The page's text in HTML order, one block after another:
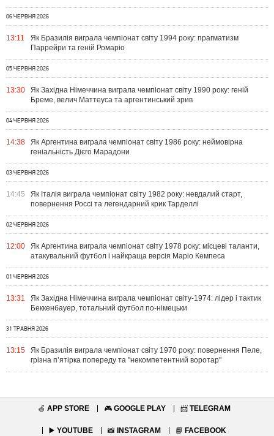
06 ЧЕРВНЯ 2026
13:11
Як Бразилія виграла чемпіонат світу 1994 року: прагматизм
Паррейри та геній Ромаріо
05 ЧЕРВНЯ 2026
13:30
Як Західна Німеччина виграла чемпіонат світу 1990 року: геній
Бреме, велич Маттеуса та аргентинський зрив
04 ЧЕРВНЯ 2026
14:38
Як Аргентина виграла чемпіонат світу 1986 року: неймовірна
геніальність Дієго Марадони
03 ЧЕРВНЯ 2026
14:45
Як Італія виграла чемпіонат світу 1982 року: невдалий старт,
повернення Россі та легендарний крик Тарделлі
02 ЧЕРВНЯ 2026
12:00
Як Аргентина виграла чемпіонат світу 1978 року: місцеві таланти,
атакувальний футбол і найкраща версія Маріо Кемпеса
01 ЧЕРВНЯ 2026
13:31
Як Західна Німеччина виграла чемпіонат світу-1974: лідер і тактик
Беккенбауер, тотальний футбол по-німецьки
31 ТРАВНЯ 2026
13:15
Як Бразилія виграла чемпіонат світу 1970 року: повернення Пеле,
грізна п’ятірка попереду та "некомпетентний воротар"
🍏 APP STORE 🎮 GOOGLE PLAY 📨 TELEGRAM
▶️ YOUTUBE 📸 INSTAGRAM 📘 FACEBOOK